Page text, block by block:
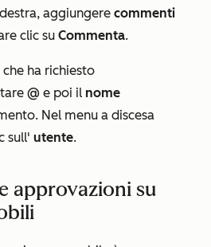
aggiungere commenti
clic su Commenta.
ha richiesto
@ e poi il nome
Nel menu a discesa
sull' utente.
approvazioni su